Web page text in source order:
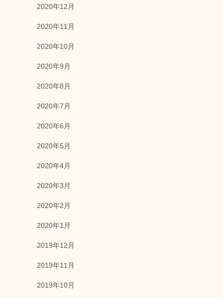
2020年12月
2020年11月
2020年10月
2020年9月
2020年8月
2020年7月
2020年6月
2020年5月
2020年4月
2020年3月
2020年2月
2020年1月
2019年12月
2019年11月
2019年10月